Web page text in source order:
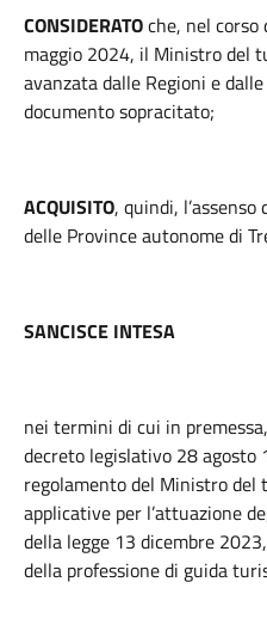
CONSIDERATOche, nel corso
maggio 2024, il Ministro del
avanzata dalle Regioni e
documento sopracitato;
ACQUISITO, quindi,
delle Province autonome di
SANCISCE INTESA
nei termini di cui in
decreto legislativo 28 agosto
regolamento del Ministro del
applicative per l’attuazione
della legge 13 dicembre
della professione di guida